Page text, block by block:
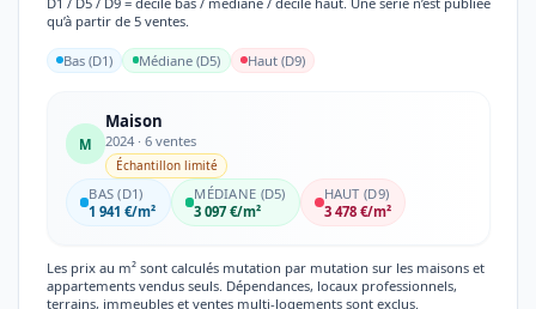
qu’à partir de 5 ventes.
Bas (D1) Médiane (D5) Haut (D9)
M
Maison
2024 · 6 ventes
Échantillon limité
BAS (D1)
1 941 €/m²
MÉDIANE (D5)
3 097 €/m²
HAUT (D9)
3 478 €/m²
Les prix au m² sont calculés mutation par mutation sur les maisons et
appartements vendus seuls. Dépendances, locaux professionnels,
terrains, immeubles et ventes multi-logements sont exclus.